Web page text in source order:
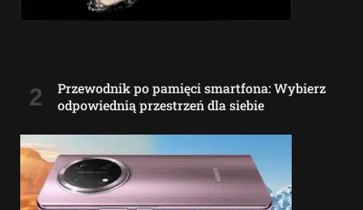
Przewodnik po pamięci smartfona: Wybierz
odpowiednią przestrzeń dla siebie